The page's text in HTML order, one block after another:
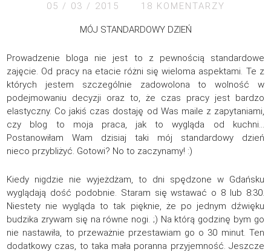
05 / 03 / 2015 18 KOMENTARZY
MÓJ STANDARDOWY DZIEŃ
Prowadzenie bloga nie jest to z pewnością standardowe
zajęcie. Od pracy na etacie różni się wieloma aspektami. Te z
których jestem szczególnie zadowolona to wolność w
podejmowaniu decyzji oraz to, że czas pracy jest bardzo
elastyczny. Co jakiś czas dostaję od Was maile z zapytaniami,
czy blog to moja praca, jak to wygląda od kuchni…
Postanowiłam Wam dzisiaj taki mój standardowy dzień
nieco przybliżyć. Gotowi? No to zaczynamy! :)
Kiedy nigdzie nie wyjeżdżam, to dni spędzone w Gdańsku
wyglądają dość podobnie. Staram się wstawać o 8 lub 8:30.
Niestety nie wygląda to tak pięknie, że po jednym dźwięku
budzika zrywam się na równe nogi. ;) Na którą godzinę bym go
nie nastawiła, to przeważnie przestawiam go o 30 minut. Ten
dodatkowy czas, to taka mała poranna przyjemność. Jeszcze